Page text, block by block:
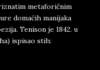
me­ta­fo­ričnim
domaćih ma­ni­ja­ka
Te­ni­son je 1842. u
is­pi­sao stih: